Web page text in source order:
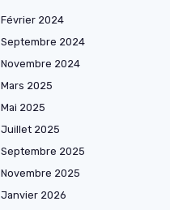
Février 2024
Septembre 2024
Novembre 2024
Mars 2025
Mai 2025
Juillet 2025
Septembre 2025
Novembre 2025
Janvier 2026